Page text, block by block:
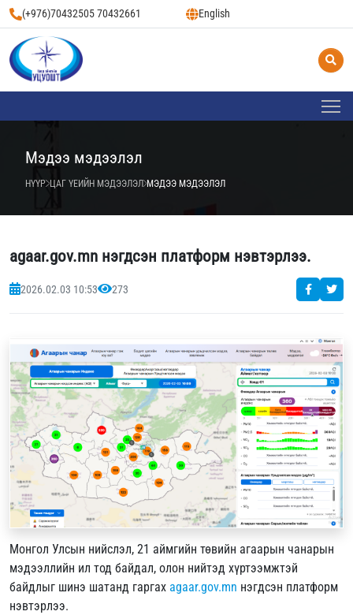
(+976)70432505 70432661 English
Мэдээ мэдээлэл
НҮҮР ЦАГ ҮЕИЙН МЭДЭЭЛЭЛ МЭДЭЭ МЭДЭЭЛЭЛ
agaar.gov.mn нэгдсэн платформ нэвтэрлээ.
2026.02.03 10:53 273
Монгол Улсын нийслэл, 21 аймгийн төвийн агаарын чанарын
мэдээллийн ил тод байдал, олон нийтэд хүртээмжтэй
байдлыг шинэ шатанд гаргах agaar.gov.mn нэгдсэн платформ
нэвтэрлээ.